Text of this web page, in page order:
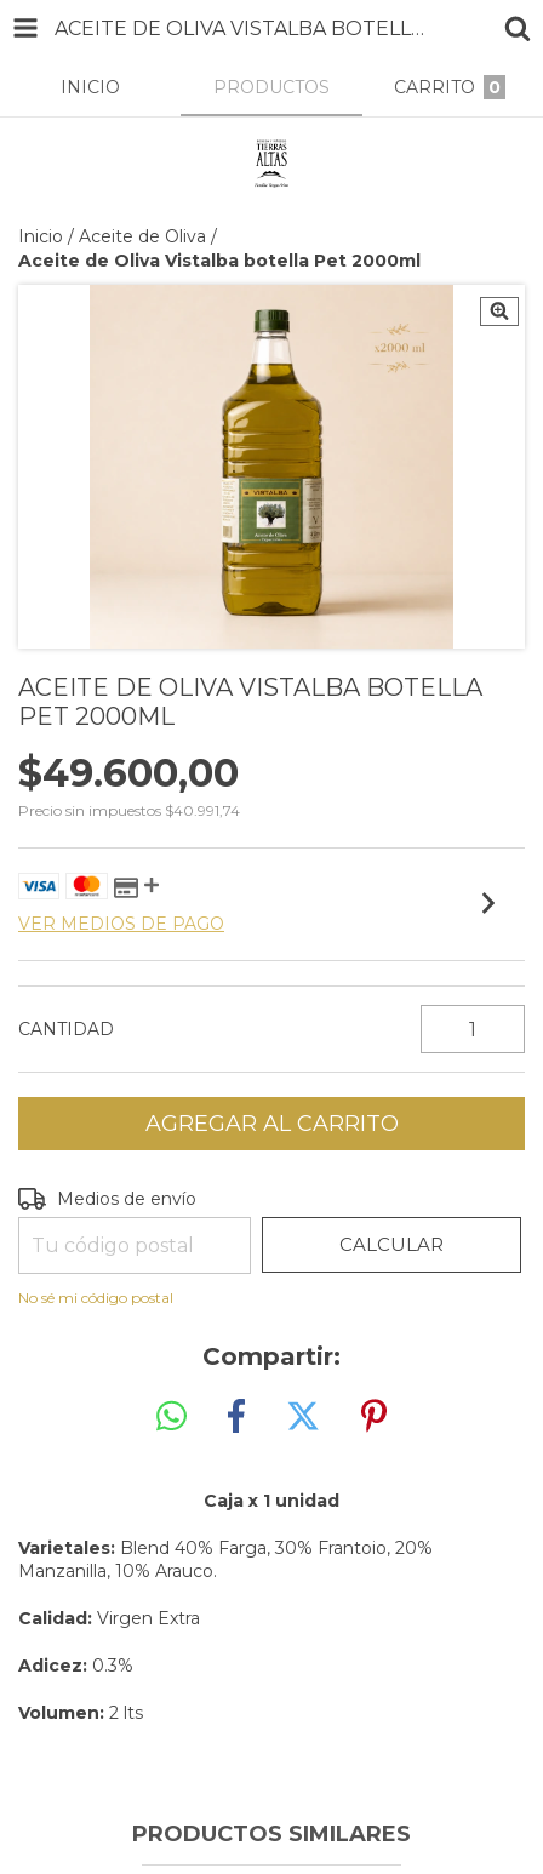
ACEITE DE OLIVA VISTALBA BOTELLA PET 2000ML
INICIO PRODUCTOS CARRITO 0
Inicio / Aceite de Oliva /
Aceite de Oliva Vistalba botella Pet 2000ml
ACEITE DE OLIVA VISTALBA BOTELLA
PET 2000ML
$49.600,00
Precio sin impuestos $40.991,74
VER MEDIOS DE PAGO
CANTIDAD
Entregas para el CP:
Medios de envío
CALCULAR
No sé mi código postal
Compartir:
Caja x 1 unidad
Varietales: Blend 40% Farga, 30% Frantoio, 20%
Manzanilla, 10% Arauco.
Calidad: Virgen Extra
Adicez: 0.3%
Volumen: 2 lts
PRODUCTOS SIMILARES